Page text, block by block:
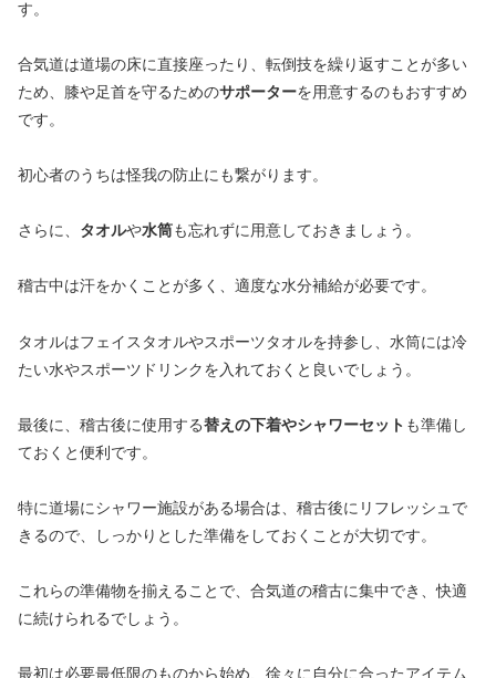
す。
合気道は道場の床に直接座ったり、転倒技を繰り返すことが多い
ため、膝や足首を守るためのサポーターを用意するのもおすすめ
です。
初心者のうちは怪我の防止にも繋がります。
さらに、 タオルや水筒も忘れずに用意しておきましょう。
稽古中は汗をかくことが多く、適度な水分補給が必要です。
タオルはフェイスタオルやスポーツタオルを持参し、水筒には冷
たい水やスポーツドリンクを入れておくと良いでしょう。
最後に、稽古後に使用する替えの下着やシャワーセット も準備し
ておくと便利です。
特に道場にシャワー施設がある場合は、稽古後にリフレッシュで
きるので、しっかりとした準備をしておくことが大切です。
これらの準備物を揃えることで、合気道の稽古に集中でき、快適
に続けられるでしょう。
最初は必要最低限のものから始め、徐々に自分に合ったアイテム